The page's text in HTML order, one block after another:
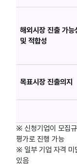
해외시장 진출 가능
및 적합성
목표시장 진출의지
※ 신청기업이 모집
평가로 진행 가능
※ 일부 기업 자격 미
있음